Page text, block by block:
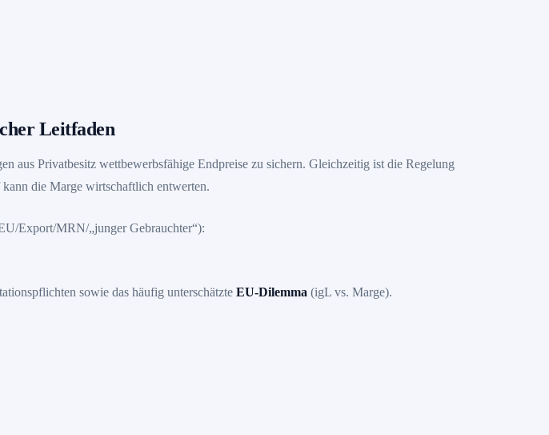
Leitfaden
aus Privatbesitz wettbewerbsfähige Endpreise zu sichern. Gleichzeitig ist die Regelung
die Marge wirtschaftlich entwerten.
Export/MRN/„junger Gebrauchter“):
sowie das häufig unterschätzte EU-Dilemma (igL vs. Marge).